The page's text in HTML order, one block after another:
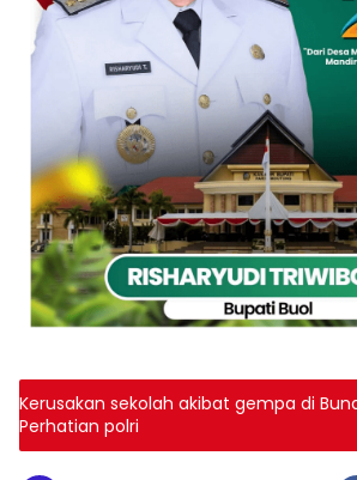
Kerusakan sekolah akibat gempa di
Perhatian polri